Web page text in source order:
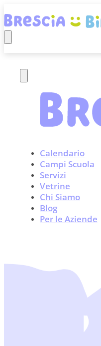
Calendario
Campi Scuola
Servizi
Vetrine
Chi Siamo
Blog
Per le Aziende